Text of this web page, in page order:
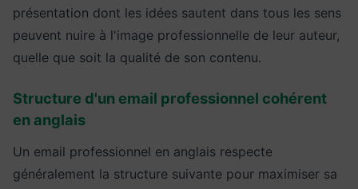
présentation dont les idées sautent dans tous les sens
peuvent nuire à l'image professionnelle de leur auteur,
quelle que soit la qualité de son contenu.
Structure d'un email professionnel cohérent
en anglais
Un email professionnel en anglais respecte
généralement la structure suivante pour maximiser sa